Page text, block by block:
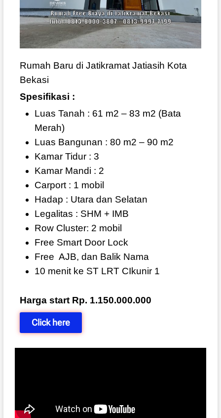
Rumah Baru di Jatikramat Jatiasih Kota
Bekasi
Spesifikasi :
Luas Tanah : 61 m2 – 83 m2 (Bata
Merah)
Luas Bangunan : 80 m2 – 90 m2
Kamar Tidur : 3
Kamar Mandi : 2
Carport : 1 mobil
Hadap : Utara dan Selatan
Legalitas : SHM + IMB
Row Cluster: 2 mobil
Free Smart Door Lock
Free AJB, dan Balik Nama
10 menit ke ST LRT CIkunir 1
Harga start Rp. 1.150.000.000
Click here